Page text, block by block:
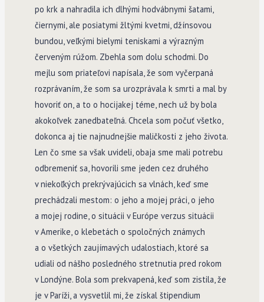
po krk a nahradila ich dlhými hodvábnymi šatami,
čiernymi, ale posiatymi žltými kvetmi, džínsovou
bundou, veľkými bielymi teniskami a výrazným
červeným rúžom. Zbehla som dolu schodmi. Do
mejlu som priateľovi napísala, že som vyčerpaná
rozprávaním, že som sa urozprávala k smrti a mal by
hovoriť on, a to o hocijakej téme, nech už by bola
akokoľvek zanedbateľná. Chcela som počuť všetko,
dokonca aj tie najnudnejšie maličkosti z jeho života.
Len čo sme sa však uvideli, obaja sme mali potrebu
odbremeniť sa, hovorili sme jeden cez druhého
v niekoľkých prekrývajúcich sa vlnách, keď sme
prechádzali mestom: o jeho a mojej práci, o jeho
a mojej rodine, o situácii v Európe verzus situácii
v Amerike, o klebetách o spoločných známych
a o všetkých zaujímavých udalostiach, ktoré sa
udiali od nášho posledného stretnutia pred rokom
v Londýne. Bola som prekvapená, keď som zistila, že
je v Paríži, a vysvetlil mi, že získal štipendium